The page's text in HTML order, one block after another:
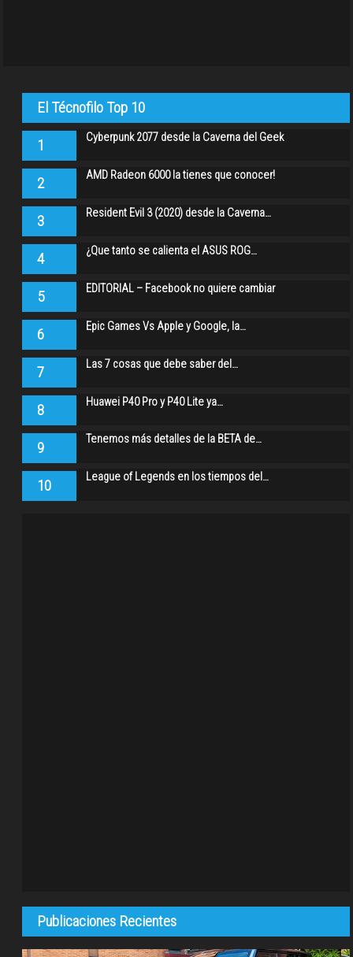
El Técnofilo Top 10
1 Cyberpunk 2077 desde la Caverna del Geek
2 AMD Radeon 6000 la tienes que conocer!
3 Resident Evil 3 (2020) desde la Caverna…
4 ¿Que tanto se calienta el ASUS ROG…
5 EDITORIAL – Facebook no quiere cambiar
6 Epic Games Vs Apple y Google, la…
7 Las 7 cosas que debe saber del…
8 Huawei P40 Pro y P40 Lite ya…
9 Tenemos más detalles de la BETA de…
10 League of Legends en los tiempos del…
Publicaciones Recientes